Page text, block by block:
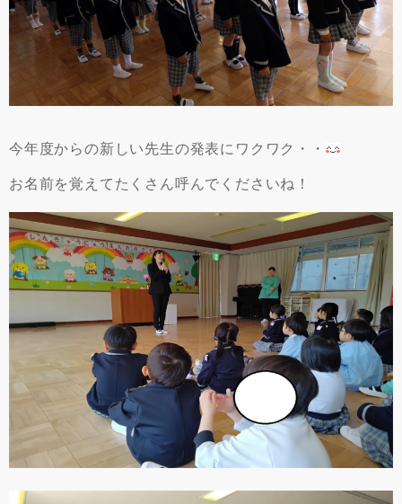
今年度からの新しい先生の発表にワクワク・・
お名前を覚えてたくさん呼んでくださいね！